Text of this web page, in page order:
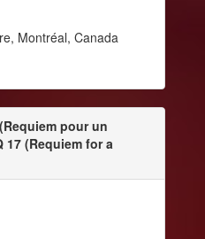
Montréal, Canada
pour un
17 (Requiem for a